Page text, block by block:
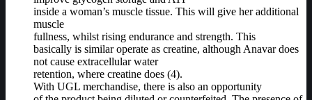
inside a woman’s muscle tissue. This will give her additional
muscle
fullness, whilst rising endurance and strength. This
basically is similar operate as creatine, although Anavar does
not cause extracellular water
retention, where creatine does (4).
With UGL merchandise, there is also an opportunity